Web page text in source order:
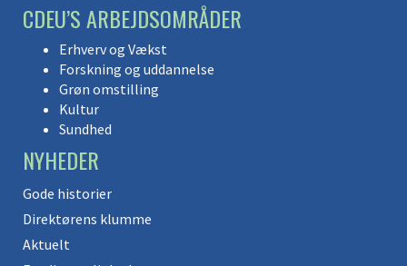
CDEU’S ARBEJDSOMRÅDER
Erhverv og Vækst
Forskning og uddannelse
Grøn omstilling
Kultur
Sundhed
NYHEDER
Gode historier
Direktørens klumme
Aktuelt